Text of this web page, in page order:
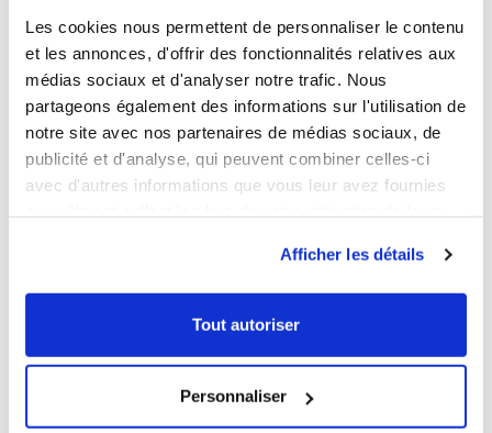
Les cookies nous permettent de personnaliser le contenu
et les annonces, d'offrir des fonctionnalités relatives aux
médias sociaux et d'analyser notre trafic. Nous
partageons également des informations sur l'utilisation de
notre site avec nos partenaires de médias sociaux, de
publicité et d'analyse, qui peuvent combiner celles-ci
avec d'autres informations que vous leur avez fournies
Afficher les détails
Tout autoriser
Personnaliser
GUIDE HYGIÈNE
VOUS AIMEREZ AUSSI
Ouvrir
1
Ajouter au panier
Fermer
Bac plat HACCP